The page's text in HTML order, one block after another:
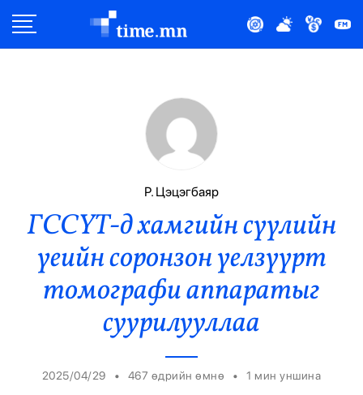
Эдийн Засаг
Нийтлэлчийн Булан
Эрүүл Мэнд
Орон Нутаг
Р. Цэцэгбаяр
ГССҮТ-д хамгийн сүүлийн
үеийн соронзон үелзүүрт
томографи аппаратыг
суурилууллаа
2025/04/29 • 467 өдрийн өмнө • 1 мин уншина